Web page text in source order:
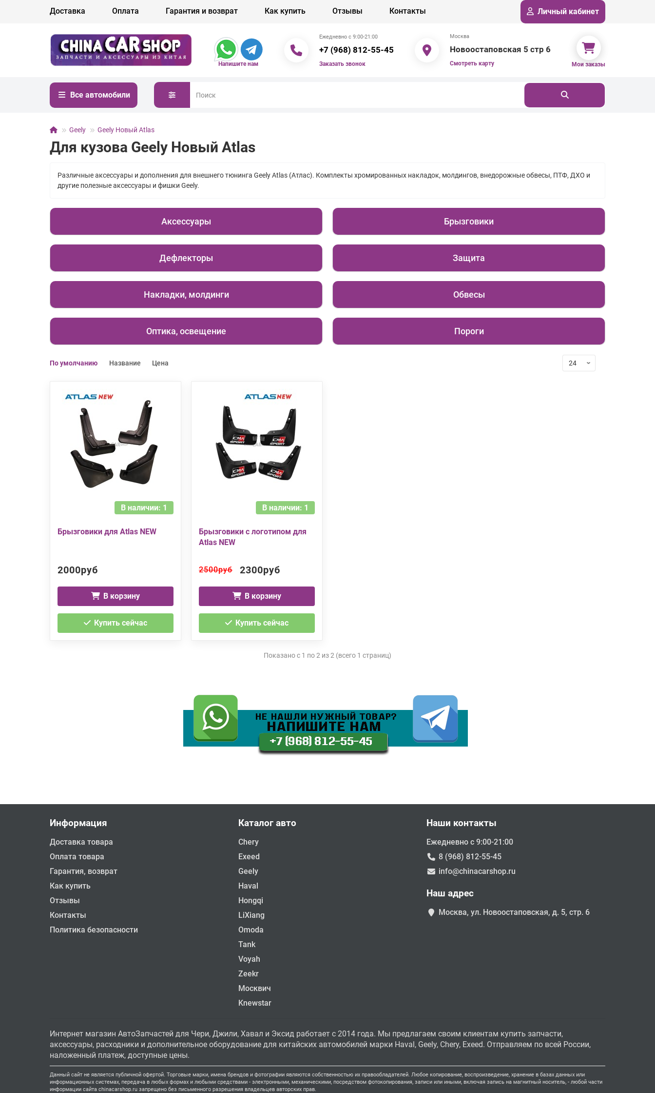
Доставка Оплата Гарантия и возврат Как купить Отзывы Контакты Личный кабинет
Напишите нам
Ежедневно с 9:00-21:00
+7 (968) 812-55-45
Заказать звонок
Москва
Новоостаповская 5 стр 6
Смотреть карту Мои заказы
Все автомобили
Geely Geely Новый Atlas
Для кузова Geely Новый Atlas
Различные аксессуары и дополнения для внешнего тюнинга Geely Atlas (Атлас). Комплекты хромированных накладок, молдингов, внедорожные обвесы, ПТФ, ДХО и
другие полезные аксессуары и фишки Geely.
Аксессуары Брызговики
Дефлекторы Защита
Накладки, молдинги Обвесы
Оптика, освещение Пороги
По умолчанию Название Цена
В наличии: 1
Брызговики для Atlas NEW
2000руб
В корзину
Купить сейчас
В наличии: 1
Брызговики с логотипом для
Atlas NEW
2500руб 2300руб
В корзину
Купить сейчас
Показано с 1 по 2 из 2 (всего 1 страниц)
Информация
Доставка товара
Оплата товара
Гарантия, возврат
Как купить
Отзывы
Контакты
Политика безопасности
Каталог авто
Chery
Exeed
Geely
Haval
Hongqi
LiXiang
Omoda
Tank
Voyah
Zeekr
Москвич
Knewstar
Наши контакты
Ежедневно с 9:00-21:00
8 (968) 812-55-45
info@chinacarshop.ru
Наш адрес
Москва, ул. Новоостаповская, д. 5, стр. 6
Интернет магазин АвтоЗапчастей для Чери, Джили, Хавал и Эксид работает с 2014 года. Мы предлагаем своим клиентам купить запчасти,
аксессуары, расходники и дополнительное оборудование для китайских автомобилей марки Haval, Geely, Chery, Exeed. Отправляем по всей России,
наложенный платеж, доступные цены.
Данный сайт не является публичной офертой. Торговые марки, имена брендов и фотографии являются собственностью их правообладателей. Любое копирование, воспроизведение, хранение в базах данных или
информационных системах, передача в любых формах и любыми средствами - электронными, механическими, посредством фотокопирования, записи или иными, включая запись на магнитный носитель, - любой части
информации сайта chinacarshop.ru запрещено без письменного разрешения владельцев авторских прав.